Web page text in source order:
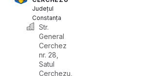
Județul
Constanța
Str.
General
Cerchez
nr. 28,
Satul
Cerchezu,